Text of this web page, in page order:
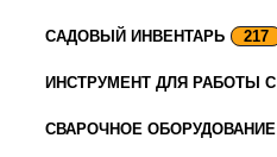
САДОВЫЙ ИНВЕНТАРЬ 217
ИНСТРУМЕНТ ДЛЯ РАБОТЫ
СВАРОЧНОЕ